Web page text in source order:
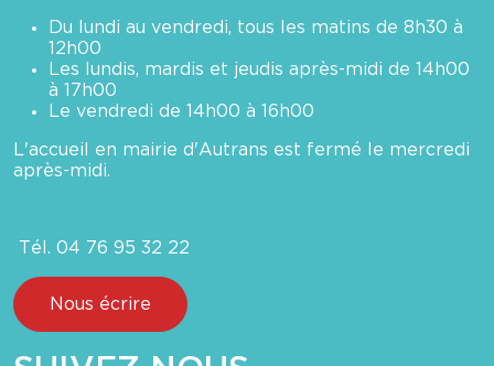
Du lundi au vendredi, tous les matins de 8h30 à
12h00
Les lundis, mardis et jeudis après-midi de 14h00
à 17h00
Le vendredi de 14h00 à 16h00
L'accueil en mairie d'Autrans est fermé le mercredi
après-midi.
Tél. 04 76 95 32 22
Nous écrire